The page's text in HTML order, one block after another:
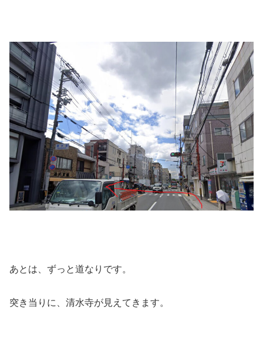
あとは、ずっと道なりです。
突き当りに、清水寺が見えてきます。